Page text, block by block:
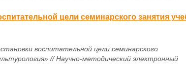
цели семинарского занятия
воспитательной цели семинарского
// Научно-методический электронный